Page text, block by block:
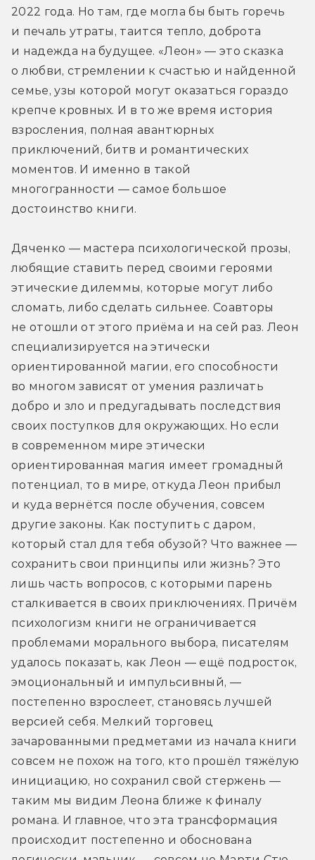
2022 года. Но там, где могла бы быть горечь
и печаль утраты, таится тепло, доброта
и надежда на будущее. «Леон» — это сказка
о любви, стремлении к счастью и найденной
семье, узы которой могут оказаться гораздо
крепче кровных. И в то же время история
взросления, полная авантюрных
приключений, битв и романтических
моментов. И именно в такой
многогранности — самое большое
достоинство книги.
Дяченко — мастера психологической прозы,
любящие ставить перед своими героями
этические дилеммы, которые могут либо
сломать, либо сделать сильнее. Соавторы
не отошли от этого приёма и на сей раз. Леон
специализируется на этически
ориентированной магии, его способности
во многом зависят от умения различать
добро и зло и предугадывать последствия
своих поступков для окружающих. Но если
в современном мире этически
ориентированная магия имеет громадный
потенциал, то в мире, откуда Леон прибыл
и куда вернётся после обучения, совсем
другие законы. Как поступить с даром,
который стал для тебя обузой? Что важнее —
сохранить свои принципы или жизнь? Это
лишь часть вопросов, с которыми парень
сталкивается в своих приключениях. Причём
психологизм книги не ограничивается
проблемами морального выбора, писателям
удалось показать, как Леон — ещё подросток,
эмоциональный и импульсивный, —
постепенно взрослеет, становясь лучшей
версией себя. Мелкий торговец
зачарованными предметами из начала книги
совсем не похож на того, кто прошёл тяжёлую
инициацию, но сохранил свой стержень —
таким мы видим Леона ближе к финалу
романа. И главное, что эта трансформация
происходит постепенно и обоснована